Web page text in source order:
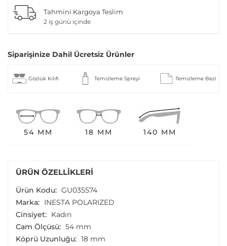
Tahmini Kargoya Teslim
2 iş günü içinde
Siparişinize Dahil Ücretsiz Ürünler
Gözlük Kılıfı Temizleme Spreyi Temizleme Bezi
54 MM 18 MM 140 MM
ÜRÜN ÖZELLIKLERI
Ürün Kodu: GU035574
Marka: INESTA POLARIZED
Cinsiyet: Kadın
Cam Ölçüsü: 54 mm
Köprü Uzunluğu: 18 mm